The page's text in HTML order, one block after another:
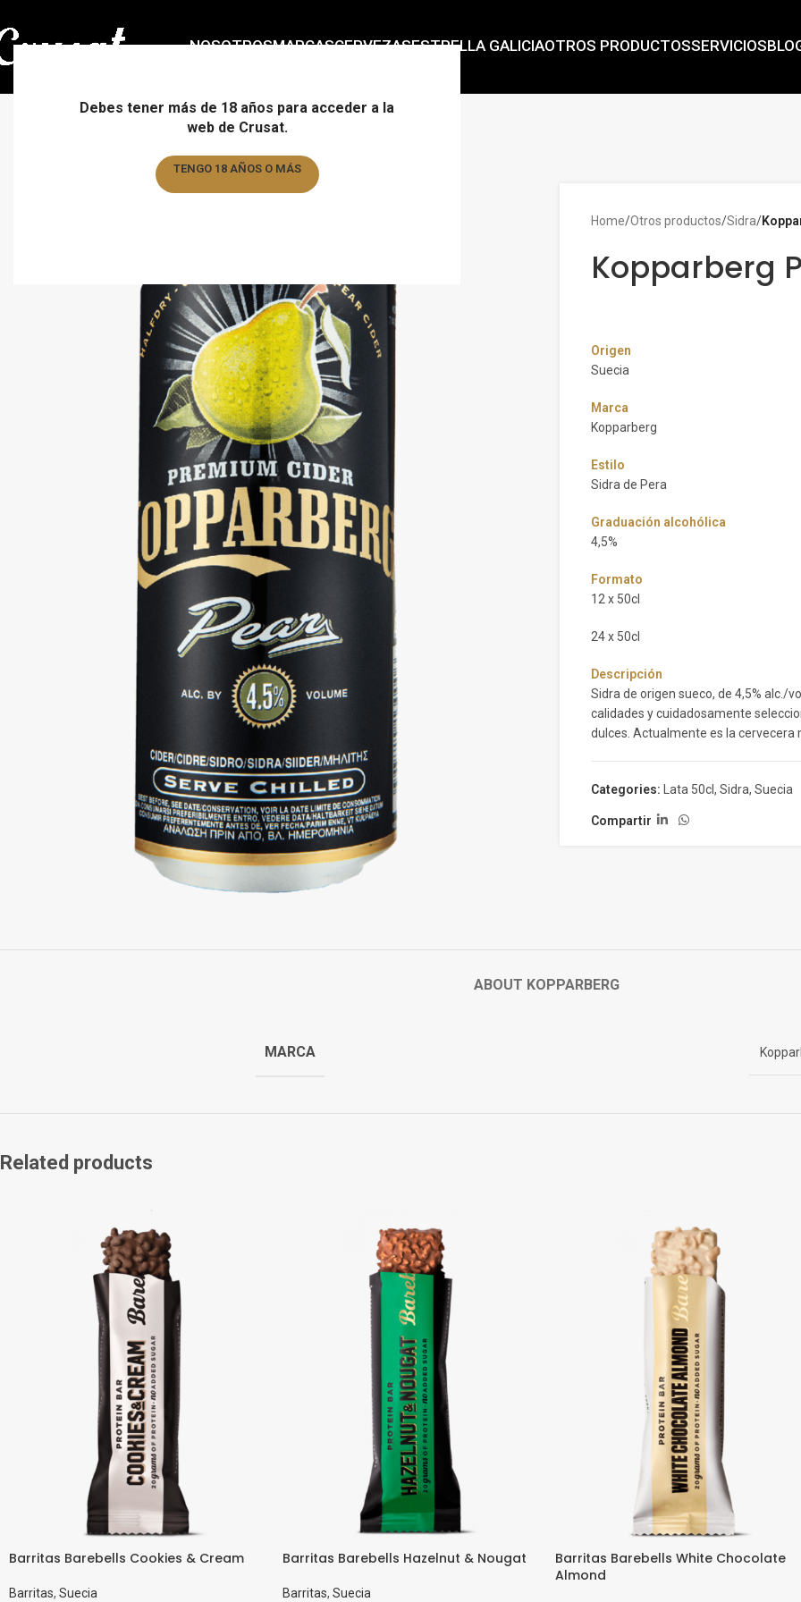
Debes tener más de 18 años para acceder a la
web de Crusat.
TENGO 18 AÑOS O MÁS
NOSOTROSMARCASCERVEZASESTRELLA GALICIAOTROS PRODUCTOSSERVICIOS
Home/Otros productos/Sidra/
Kopparberg
Origen
Suecia
Marca
Kopparberg
Estilo
Sidra de Pera
Graduación alcohólica
4,5%
Formato
12 x 50cl
24 x 50cl
Descripción
Sidra de origen sueco, de 4,5% alc./
calidades y cuidadosamente
dulces. Actualmente es la cervecera
Categories: Lata 50cl, Sidra, Suecia
Compartir
ABOUT KOPPARBERG
MARCA
Related products
Barritas Barebells Cookies & Cream
Barritas, Suecia
Barritas Barebells Hazelnut & Nougat
Barritas, Suecia
Barritas Barebells White Chocolate
Almond